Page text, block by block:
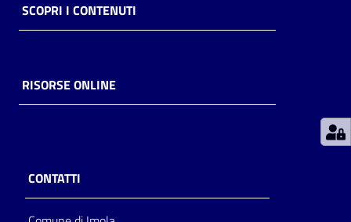
Archivio
Decentrate
lettura
SCOPRI I CONTENUTI
RISORSE ONLINE
CONTATTI